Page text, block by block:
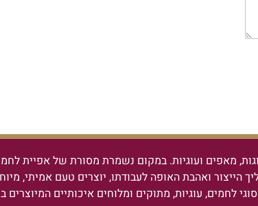
מאפים ועוגיות. במקום נשמרת מסורת של אפיית
הייצור ואהבת האופה לעבודתו, יוצרים טעם אמיתי,
לחמים, עוגיות, מתוקים ומלוחים איכותיים המיוצרים